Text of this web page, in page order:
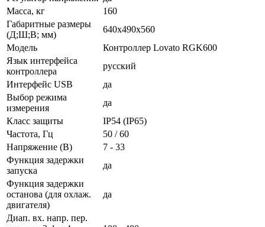
Масса, кг
160
Габаритные размеры
(Д;Ш;В; мм)
640х490х560
Модель
Контроллер Lovato RGK600
Язык интерфейса
контроллера
русский
Интерфейс USB
да
Выбор режима
измерения
да
Класс защиты
IP54 (IP65)
Частота, Гц
50 / 60
Напряжение (В)
7 - 33
Функция задержки
запуска
да
Функция задержки
останова (для охлаж.
двигателя)
да
Диап. вх. напр. пер.